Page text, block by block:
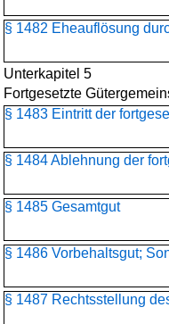
§ 1482 Eheauflösung
Unterkapitel 5
Fortgesetzte
§ 1483 Eintritt der
§ 1484 Ablehnung der
§ 1485 Gesamtgut
§ 1486 Vorbehaltsgut;
§ 1487 Rechtsstellung